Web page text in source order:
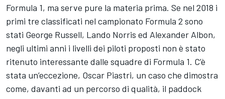
Formula 1, ma serve pure la materia prima. Se nel 2018 i
primi tre classificati nel campionato Formula 2 sono
stati George Russell, Lando Norris ed Alexander Albon,
negli ultimi anni i livelli dei piloti proposti non è stato
ritenuto interessante dalle squadre di Formula 1. C’è
stata un’eccezione, Oscar Piastri, un caso che dimostra
come, davanti ad un percorso di qualità, il paddock